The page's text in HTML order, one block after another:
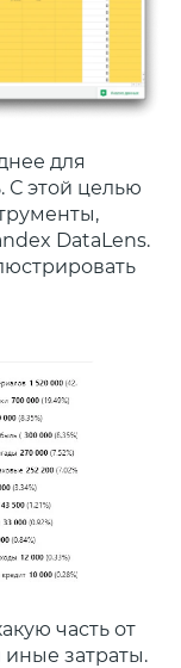
для
С этой целью
DataLens.
часть от
затраты.